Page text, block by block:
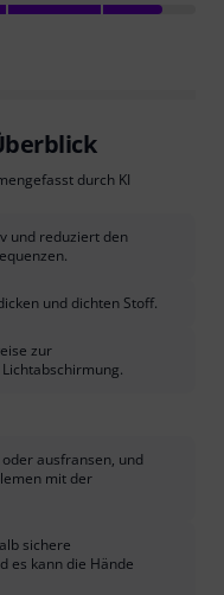
durch KI
und reduziert den
und dichten Stoff.
zur
ausfransen, und
mit der
sichere
es kann die Hände